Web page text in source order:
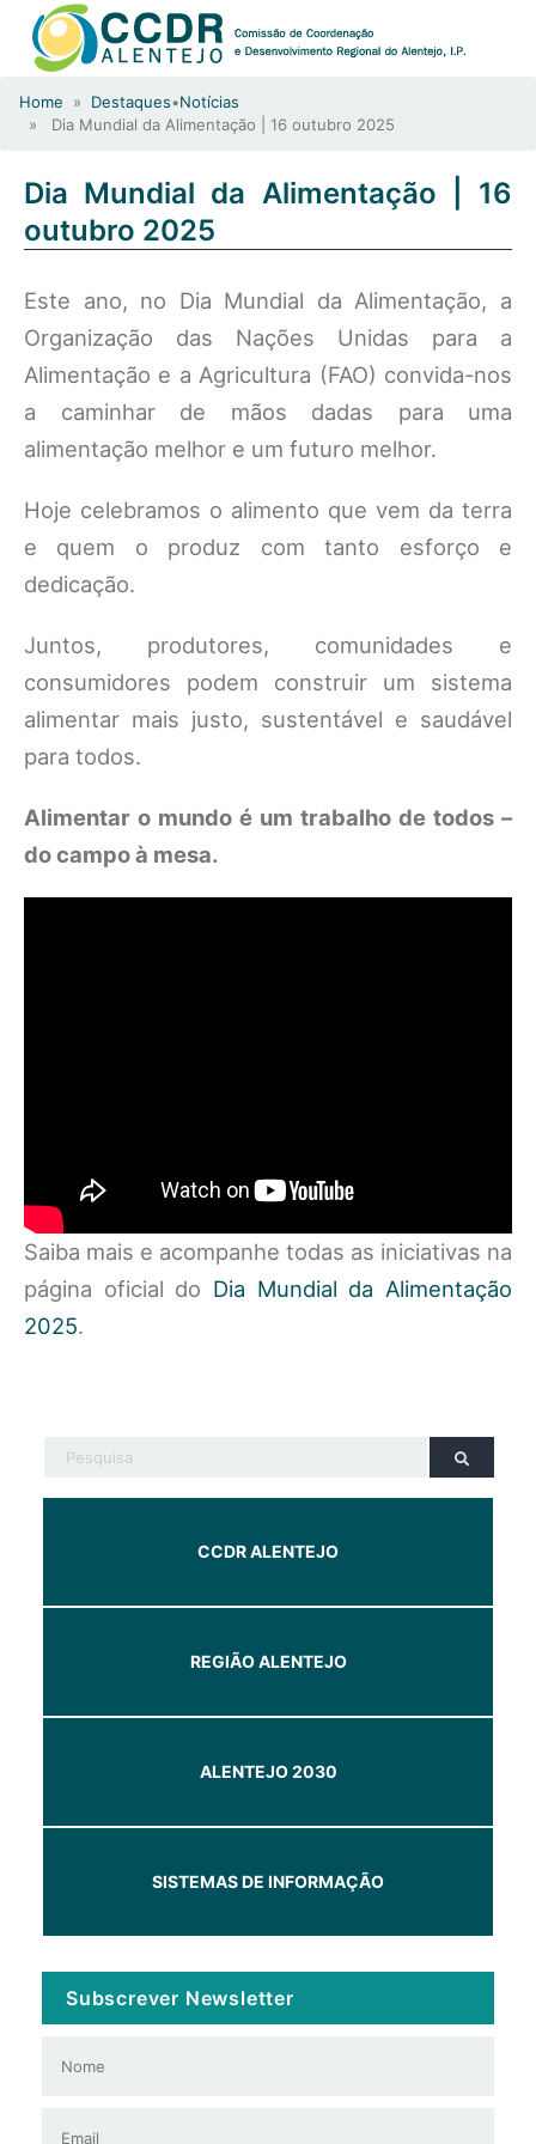
Home » Destaques•Notícias
» Dia Mundial da Alimentação | 16 outubro 2025
Dia Mundial da Alimentação | 16
outubro 2025
Este ano, no Dia Mundial da Alimentação, a
Organização das Nações Unidas para a
Alimentação e a Agricultura (FAO) convida-nos
a caminhar de mãos dadas para uma
alimentação melhor e um futuro melhor.
Hoje celebramos o alimento que vem da terra
e quem o produz com tanto esforço e
dedicação.
Juntos, produtores, comunidades e
consumidores podem construir um sistema
alimentar mais justo, sustentável e saudável
para todos.
Alimentar o mundo é um trabalho de todos –
do campo à mesa.
Saiba mais e acompanhe todas as iniciativas na
página oficial do Dia Mundial da Alimentação
2025.
CCDR ALENTEJO
REGIÃO ALENTEJO
ALENTEJO 2030
SISTEMAS DE INFORMAÇÃO
Subscrever Newsletter